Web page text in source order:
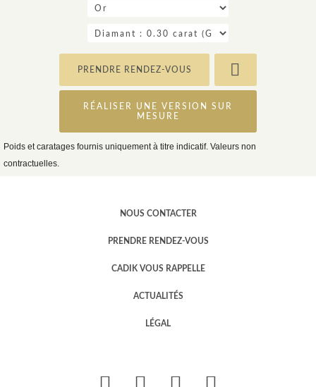
PRENDRE RENDEZ-VOUS
RÉALISER UNE VERSION SUR
MESURE
Poids et caratages fournis uniquement à titre indicatif. Valeurs non
contractuelles.
NOUS CONTACTER
PRENDRE RENDEZ-VOUS
CADIK VOUS RAPPELLE
ACTUALITÉS
LÉGAL